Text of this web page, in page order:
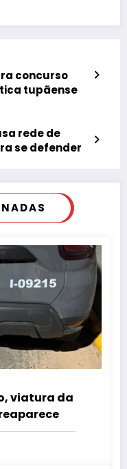
concurso
tupãense
rede de
se defender
viatura da